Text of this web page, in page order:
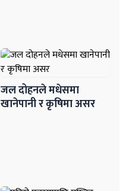
जल दोहनले मधेसमा
खानेपानी र कृषिमा असर